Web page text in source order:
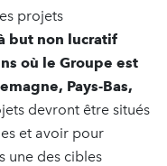
projets
but non lucratif
où le Groupe est
Pays-Bas,
devront être situés
et avoir pour
une des cibles